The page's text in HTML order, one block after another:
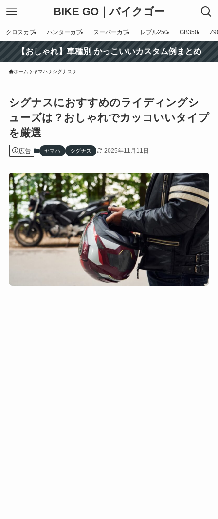
BIKE GO｜バイクゴー
クロスカブ ハンターカブ スーパーカブ レブル250 GB350
【おしゃれ】車種別 かっこいいカスタム例まとめ
ホーム ヤマハ シグナス
シグナスにおすすめのライディングシ
ューズは？おしゃれでカッコいいタイプ
を厳選
広告 ヤマハ シグナス 2025年11月11日